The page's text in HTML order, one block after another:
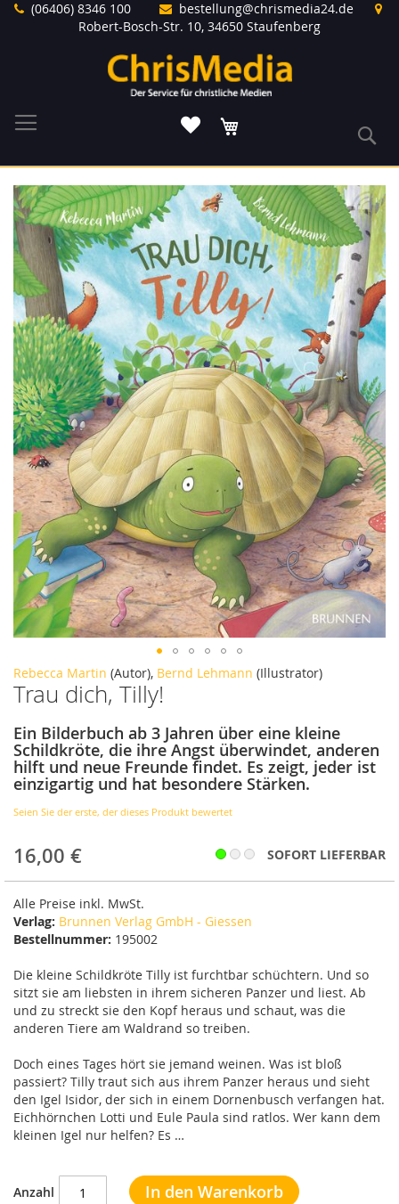
Direkt(06406) 8346 100
bestellung@chrismedia24.de
Robert-Bosch-Str. 10, 34650 Staufenberg
Rebecca Martin (Autor), Bernd Lehmann (Illustrator)
Trau dich, Tilly!
Ein Bilderbuch ab 3 Jahren über eine kleine
Schildkröte, die ihre Angst überwindet, anderen
hilft und neue Freunde findet. Es zeigt, jeder ist
einzigartig und hat besondere Stärken.
Seien Sie der erste, der dieses Produkt bewertet
16,00 € SOFORT LIEFERBAR
Alle Preise inkl. MwSt.
Verlag: Brunnen Verlag GmbH - Giessen
Bestellnummer: 195002
Die kleine Schildkröte Tilly ist furchtbar schüchtern. Und so
sitzt sie am liebsten in ihrem sicheren Panzer und liest. Ab
und zu streckt sie den Kopf heraus und schaut, was die
anderen Tiere am Waldrand so treiben.
Doch eines Tages hört sie jemand weinen. Was ist bloß
passiert? Tilly traut sich aus ihrem Panzer heraus und sieht
den Igel Isidor, der sich in einem Dornenbusch verfangen hat.
Eichhörnchen Lotti und Eule Paula sind ratlos. Wer kann dem
kleinen Igel nur helfen? Es …
Anzahl In den Warenkorb
Zum
Ende
der
Bildergalerie
springen
Zum
Anfang
der
Bildergalerie
springen